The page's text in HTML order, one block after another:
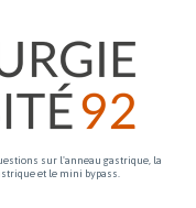
sur l'anneau gastrique, la
et le mini bypass.